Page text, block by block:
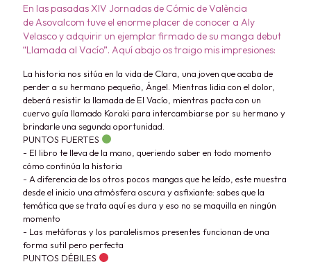
En las pasadas XIV Jornadas de Cómic de València
deAsovalcom tuve el enorme placer de conocer a Aly
Velascoy adquirir un ejemplar firmado de su manga debut
“Llamada al Vacío”. Aquí abajo os traigo mis impresiones:
La historia nos sitúa en la vida de Clara, una joven que acaba de
perder a su hermano pequeño, Ángel. Mientras lidia con el dolor,
deberá resistir la llamada de El Vacío, mientras pacta con un
cuervo guía llamado Koraki para intercambiarse por su hermano y
brindarle una segunda oportunidad.
PUNTOS FUERTES
- El libro te lleva de la mano, queriendo saber en todo momento
cómo continúa la historia
- A diferencia de los otros pocos mangas que he leído, este muestra
desde el inicio una atmósfera oscura y asfixiante: sabes que la
temática que se trata aquí es dura y eso no se maquilla en ningún
momento
- Las metáforas y los paralelismos presentes funcionan de una
forma sutil pero perfecta
PUNTOS DÉBILES